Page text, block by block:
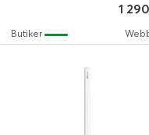
1
Butiker